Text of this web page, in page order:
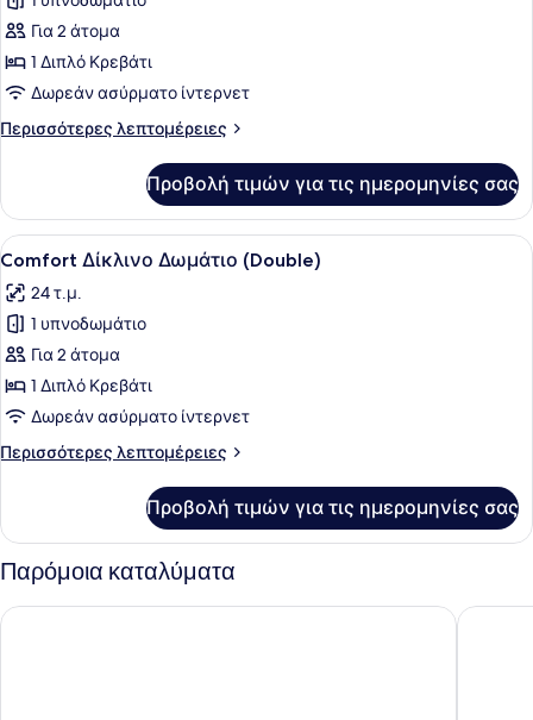
για
Grand
Δίκλινο
Δωμάτιο
(Double)
Για 2 άτομα
1 Διπλό Κρεβάτι
Δωρεάν ασύρματο ίντερνετ
Περισσότερες λεπτομέρειες
Περισσότερες
Δίκλινο
Δωμάτιο
(Double)
Προβολή τιμών για τις ημερομηνίες σας
Προβολή
όλων
των
φωτογραφιών
για
Comfort
Δίκλινο
Δωμάτιο
(Double)
Ένα σύγχρονο δωμάτιο
8
Comfort Δίκλινο Δωμάτιο (Double)
24 τ.μ.
1 υπνοδωμάτιο
Για 2 άτομα
1 Διπλό Κρεβάτι
Δωρεάν ασύρματο ίντερνετ
Περισσότερες λεπτομέρειες
Περισσότερες
Δίκλινο
Δωμάτιο
(Double)
Προβολή τιμών για τις ημερομηνίες σας
Παρόμοια καταλύματα
The Gardens Gallery Hotel Sikyon